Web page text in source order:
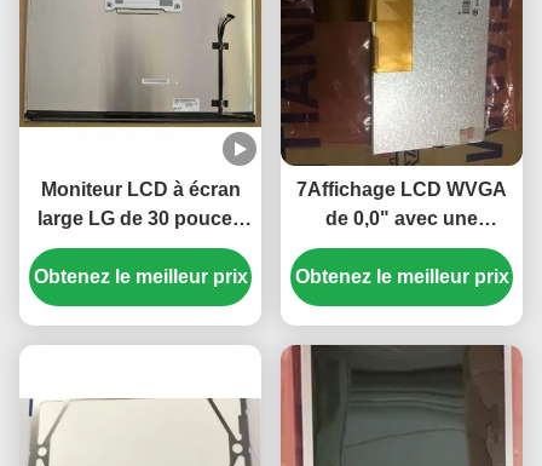
Moniteur LCD à écran
large LG de 30 pouces
avec une résolution de
2560*1600 et une
luminosité de 350 cd/m2
Obtenez le meilleur prix
7Affichage LCD WVGA
de 0,0" avec une
résolution de 800×480
et une luminosité de 350
cd/m2
Obtenez le meilleur prix